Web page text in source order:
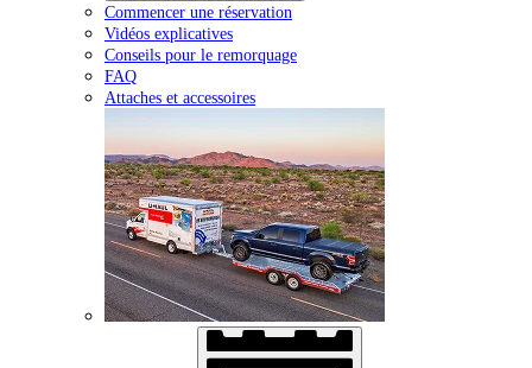
Commencer une réservation
Vidéos explicatives
Conseils pour le remorquage
FAQ
Attaches et accessoires